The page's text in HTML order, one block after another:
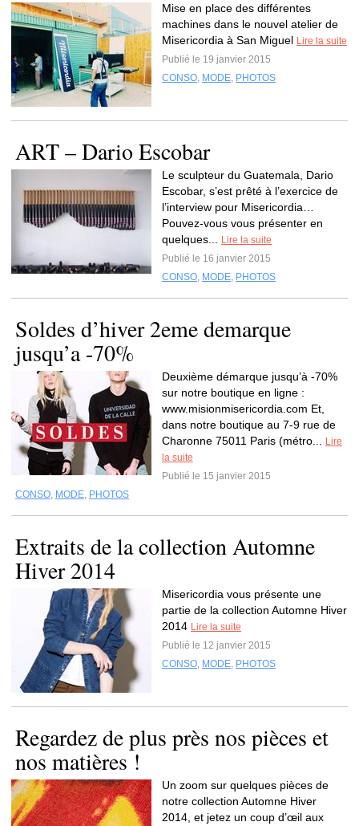
Mise en place des différentes
machines dans le nouvel atelier de
Misericordia à San Miguel Lire la suite
Publié le 19 janvier 2015
CONSO, MODE, PHOTOS
ART – Dario Escobar
Le sculpteur du Guatemala, Dario
Escobar, s’est prêté à l’exercice de
l’interview pour Misericordia…
Pouvez-vous vous présenter en
quelques...
Lire la suite
Publié le 16 janvier 2015
CONSO, MODE, PHOTOS
Soldes d’hiver 2eme demarque
jusqu’a -70%
Deuxième démarque jusqu’à -70%
sur notre boutique en ligne :
www.misionmisericordia.com Et,
dans notre boutique au 7-9 rue de
Charonne 75011 Paris (métro...
Lire
la suite
Publié le 15 janvier 2015
CONSO, MODE, PHOTOS
Extraits de la collection Automne
Hiver 2014
Misericordia vous présente une
partie de la collection Automne Hiver
2014 Lire la suite
Publié le 12 janvier 2015
CONSO, MODE, PHOTOS
Regardez de plus près nos pièces et
nos matières !
Un zoom sur quelques pièces de
notre collection Automne Hiver
2014, et jetez un coup d’œil aux